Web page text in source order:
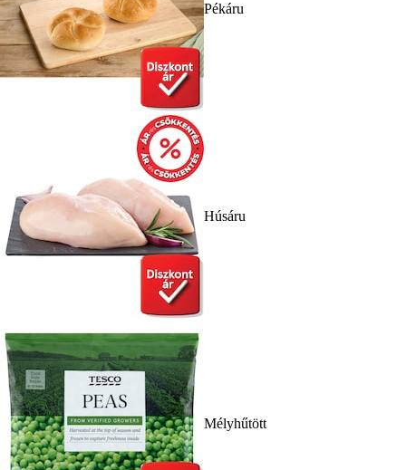
Pékáru
Húsáru
Mélyhűtött